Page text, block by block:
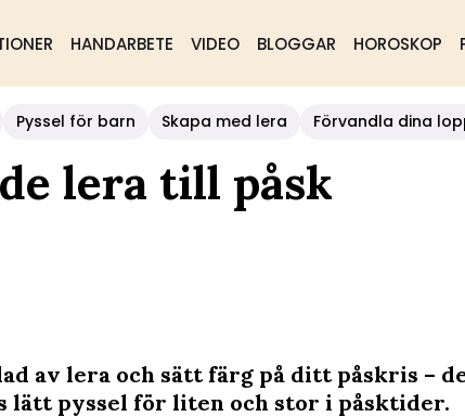
HANDARBETE VIDEO BLOGGAR HOROSKOP
Pyssel för barn Skapa med lera Förvandla dina
lera till påsk
av lera och sätt färg på ditt påskris –
lätt pyssel för liten och stor i påsktider.